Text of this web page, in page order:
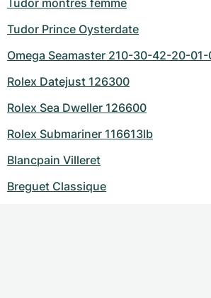
Tudor montres femme
Tudor Prince Oysterdate
Omega Seamaster 210-30-42-20-01-
Rolex Datejust 126300
Rolex Sea Dweller 126600
Rolex Submariner 116613lb
Blancpain Villeret
Breguet Classique